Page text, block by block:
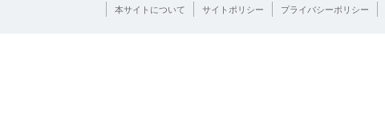
本サイトについて サイトポリシー プライバシーポリシー